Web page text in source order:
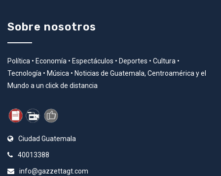
Sobre nosotros
Política • Economía • Espectáculos • Deportes • Cultura •
Tecnología • Música • Noticias de Guatemala, Centroamérica y el
Mundo a un click de distancia
Ciudad Guatemala
40013388
info@gazzettagt.com